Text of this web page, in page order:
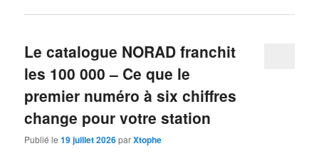
Le catalogue NORAD franchit
les 100 000 – Ce que le
premier numéro à six chiffres
change pour votre station
Publié le19 juillet 2026parXtophe